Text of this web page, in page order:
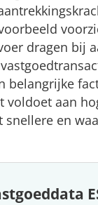
dragen bij
belangrijke
aan
en